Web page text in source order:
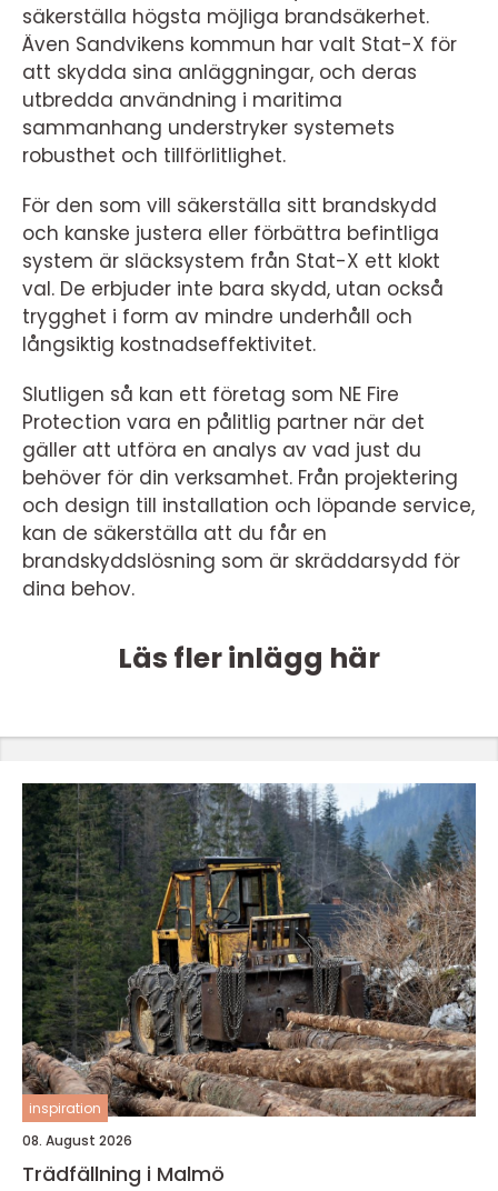
säkerställa högsta möjliga brandsäkerhet.
Även Sandvikens kommun har valt Stat-X för
att skydda sina anläggningar, och deras
utbredda användning i maritima
sammanhang understryker systemets
robusthet och tillförlitlighet.
För den som vill säkerställa sitt brandskydd
och kanske justera eller förbättra befintliga
system är släcksystem från Stat-X ett klokt
val. De erbjuder inte bara skydd, utan också
trygghet i form av mindre underhåll och
långsiktig kostnadseffektivitet.
Slutligen så kan ett företag som NE Fire
Protection vara en pålitlig partner när det
gäller att utföra en analys av vad just du
behöver för din verksamhet. Från projektering
och design till installation och löpande service,
kan de säkerställa att du får en
brandskyddslösning som är skräddarsydd för
dina behov.
Läs fler inlägg här
inspiration
08. August 2026
Trädfällning i Malmö